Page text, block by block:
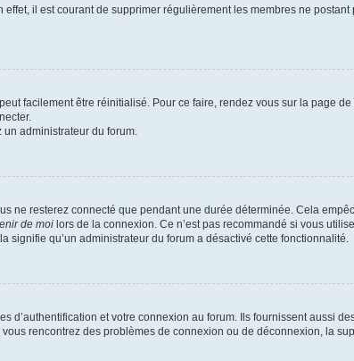
effet, il est courant de supprimer régulièrement les membres ne
facilement être réinitialisé. Pour ce faire, rendez vous sur la page
administrateur du forum.
ne resterez connecté que pendant une durée déterminée. Cela
de moi lors de la connexion. Ce n’est pas recommandé si vous
signifie qu’un administrateur du forum a désactivé cette fonctionnalité.
d’authentification et votre connexion au forum. Ils fournissent aussi
rencontrez des problèmes de connexion ou de déconnexion, la